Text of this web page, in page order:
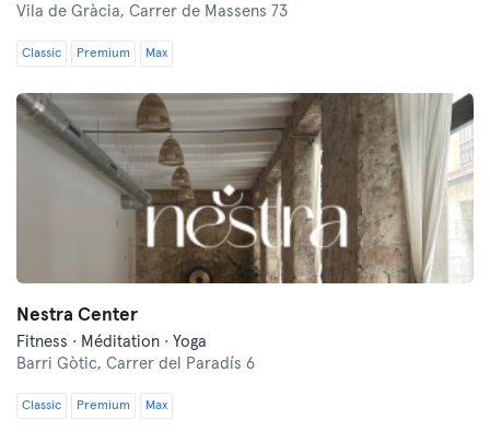
Vila de Gràcia, Carrer de Massens 73
Classic Premium Max
Nestra Center
Fitness · Méditation · Yoga
Barri Gòtic, Carrer del Paradís 6
Classic Premium Max